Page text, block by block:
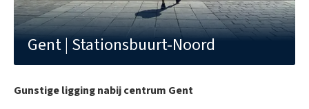
Gent | Stationsbuurt-Noord
Gunstige ligging nabij centrum Gent